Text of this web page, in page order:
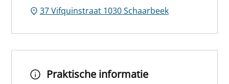
37 Vifquinstraat 1030 Schaarbeek
Praktische informatie